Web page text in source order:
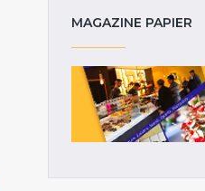
MAGAZINE PAPIER